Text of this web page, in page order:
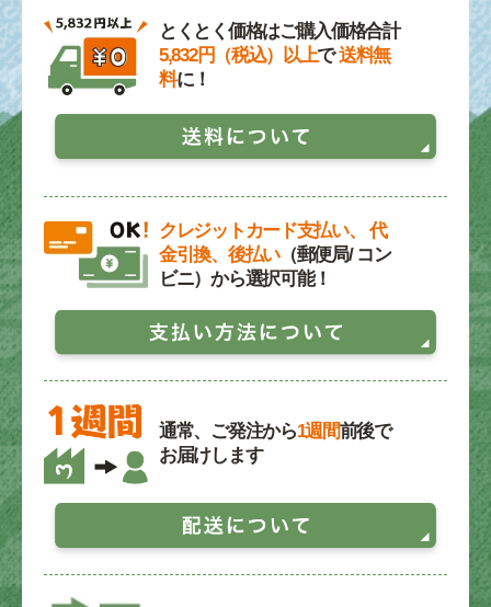
とくとく価格はご購入価格合計
5,832円（税込）以上で送料無
料に！
クレジットカード支払い、 代
金引換、後払い（郵便局/ コン
ビニ）から選択可能！
通常、ご発注から1週間前後で
お届けします